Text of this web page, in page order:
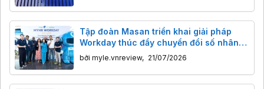
Tập đoàn Masan triển khai giải pháp
Workday thúc đẩy chuyển đổi số nhân
sự
bởi myle.vnreview, 21/07/2026